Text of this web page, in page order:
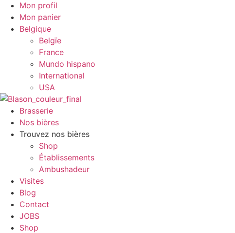
Mon profil
Mon panier
Belgique
Belgïe
France
Mundo hispano
International
USA
Brasserie
Nos bières
Trouvez nos bières
Shop
Établissements
Ambushadeur
Visites
Blog
Contact
JOBS
Shop